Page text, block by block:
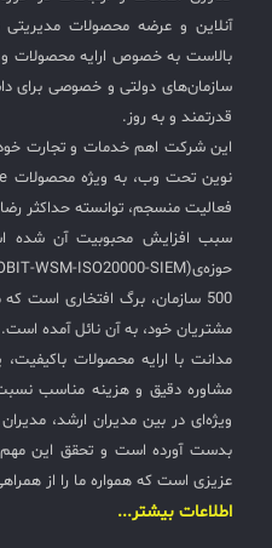
آنلاین و عرضه محصولات
بالاست به خصوص ارایه محصولات
سازمان‌های دولتی و خصوصی برای
قدرتمند و به روز.
این شرکت اهم خدمات و تجارت
فعالیت منسجم، توانسته حداکثر
سبب افزایش محبوبیت آن شده
500 سازمان، برگ افتخاری است
مشتریان خود، به آن نائل آمده است.
مدانت با ارایه محصولات باکیفیت،
مشاوره دقیق و هزینه مناسب نسبت
ویژه‌ای در بین مدیران ارشد،
بدست آورده است و تحقق این مهم
عزیزی است که همواره ما را از
اطلاعات بیشتر...